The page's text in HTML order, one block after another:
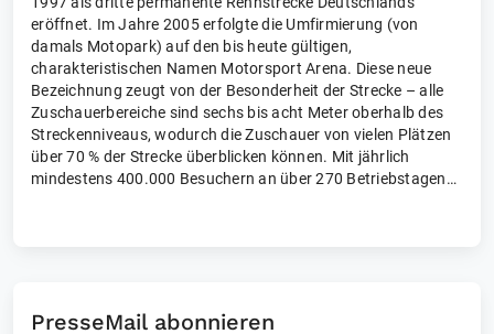
eröffnet. Im Jahre 2005 erfolgte die Umfirmierung (von
damals Motopark) auf den bis heute gültigen,
charakteristischen Namen Motorsport Arena. Diese neue
Bezeichnung zeugt von der Besonderheit der Strecke – alle
Zuschauerbereiche sind sechs bis acht Meter oberhalb des
Streckenniveaus, wodurch die Zuschauer von vielen Plätzen
über 70 % der Strecke überblicken können. Mit jährlich
mindestens 400.000 Besuchern an über 270 Betriebstagen
Rennstrecke in der Magdeburger Börde gibt es immer etwas
PresseMail abonnieren